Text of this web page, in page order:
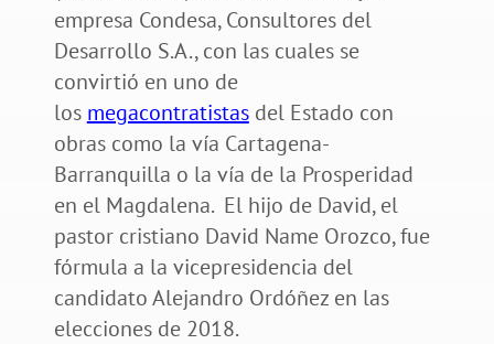
empresa Condesa, Consultores del
Desarrollo S.A., con las cuales se
convirtió en uno de
los megacontratistasdel Estado con
obras como la vía Cartagena-
Barranquilla o la vía de la Prosperidad
en el Magdalena. El hijo de David, el
pastor cristiano David Name Orozco, fue
fórmula a la vicepresidencia del
candidato Alejandro Ordóñez en las
elecciones de 2018.